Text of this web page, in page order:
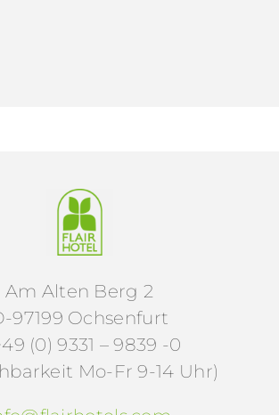
Am Alten Berg 2
97199 Ochsenfurt
(0) 9331 – 9839 -0
Mo-Fr 9-14 Uhr)